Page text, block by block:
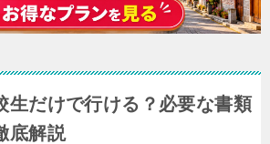
生だけで行ける？必要な書類
底解説